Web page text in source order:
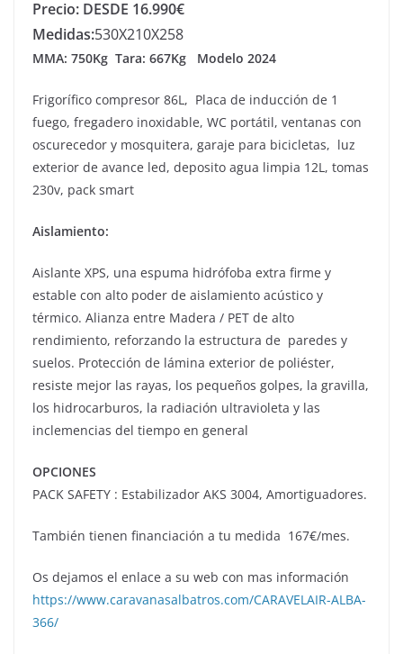
Precio: DESDE 16.990€
Medidas:530X210X258
MMA: 750Kg Tara: 667Kg Modelo 2024
Frigorífico compresor 86L, Placa de inducción de 1
fuego, fregadero inoxidable, WC portátil, ventanas con
oscurecedor y mosquitera, garaje para bicicletas, luz
exterior de avance led, deposito agua limpia 12L, tomas
230v, pack smart
Aislamiento:
Aislante XPS, una espuma hidrófoba extra firme y
estable con alto poder de aislamiento acústico y
térmico. Alianza entre Madera / PET de alto
rendimiento, reforzando la estructura de paredes y
suelos. Protección de lámina exterior de poliéster,
resiste mejor las rayas, los pequeños golpes, la gravilla,
los hidrocarburos, la radiación ultravioleta y las
inclemencias del tiempo en general
OPCIONES
PACK SAFETY : Estabilizador AKS 3004, Amortiguadores.
También tienen financiación a tu medida 167€/mes.
Os dejamos el enlace a su web con mas información
https://www.caravanasalbatros.com/CARAVELAIR-ALBA-
366/